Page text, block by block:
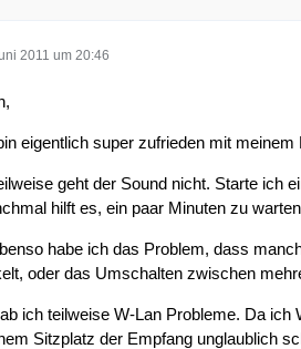
2011 um 20:46
eigentlich super zufrieden mit
geht der Sound nicht. Starte ich
hilft es, ein paar Minuten zu
habe ich das Problem, dass
oder das Umschalten zwischen
ich teilweise W-Lan Probleme. Da
Sitzplatz der Empfang unglaublich